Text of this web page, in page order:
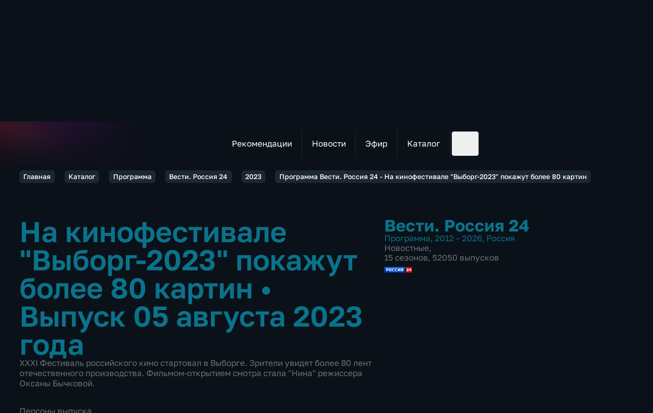
Рекомендации Новости Эфир Каталог
Главная Каталог Программа Вести. Россия 24 2023 Программа Вести. Россия 24 - На кинофестивале "Выборг-2023" покажут более 80 картин
На кинофестивале
"Выборг-2023" покажут
более 80 картин •
Выпуск 05 августа 2023
года
XXXI Фестиваль российского кино стартовал в Выборге. Зрители увидят более 80 лент
отечественного производства. Фильмом-открытием смотра стала "Нина" режиссера
Оксаны Бычковой.
Вести. Россия 24
Программа, 2012 – 2026, Россия
Новостные,
15 сезонов, 52050 выпусков